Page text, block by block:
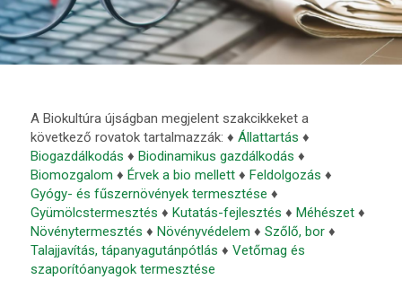
A Biokultúra újságban megjelent szakcikkeket a
következő rovatok tartalmazzák: ♦ Állattartás ♦
Biogazdálkodás ♦ Biodinamikus gazdálkodás ♦
Biomozgalom ♦ Érvek a bio mellett♦ Feldolgozás ♦
Gyógy- és fűszernövények termesztése ♦
Gyümölcstermesztés ♦ Kutatás-fejlesztés ♦ Méhészet♦
Növénytermesztés ♦ Növényvédelem ♦ Szőlő, bor♦
Talajjavítás, tápanyagutánpótlás ♦ Vetőmag és
szaporítóanyagok termesztése